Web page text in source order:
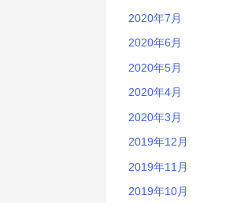
2020年7月
2020年6月
2020年5月
2020年4月
2020年3月
2019年12月
2019年11月
2019年10月